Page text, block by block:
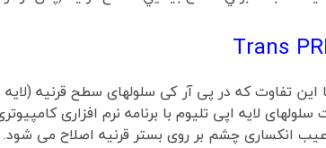
تفاوت که در پی آر کی سلولهای سطح قرنیه (لایه
لایه اپی تلیوم با برنامه نرم افزاری
عیب انکساری چشم بر روی بستر قرنیه اصلاح می شود.